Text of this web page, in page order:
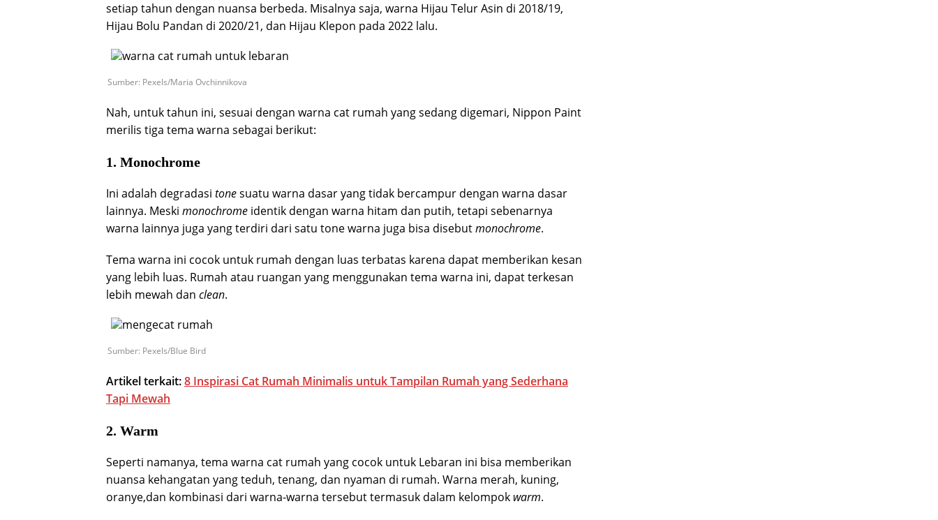
setiap tahun dengan nuansa berbeda. Misalnya saja, warna Hijau Telur Asin di 2018/19,
Hijau Bolu Pandan di 2020/21, dan Hijau Klepon pada 2022 lalu.
Sumber: Pexels/Maria Ovchinnikova
Nah, untuk tahun ini, sesuai dengan warna cat rumah yang sedang digemari, Nippon Paint
merilis tiga tema warna sebagai berikut:
1. Monochrome
Ini adalah degradasi tonesuatu warna dasar yang tidak bercampur dengan warna dasar
lainnya. Meski monochrome identik dengan warna hitam dan putih, tetapi sebenarnya
warna lainnya juga yang terdiri dari satu tone warna juga bisa disebutmonochrome.
Tema warna ini cocok untuk rumah dengan luas terbatas karena dapat memberikan kesan
yang lebih luas. Rumah atau ruangan yang menggunakan tema warna ini, dapat terkesan
lebih mewah dan clean.
Sumber: Pexels/Blue Bird
Artikel terkait:8 Inspirasi Cat Rumah Minimalis untuk Tampilan Rumah yang Sederhana
Tapi Mewah
2. Warm
Seperti namanya, tema warna cat rumah yang cocok untuk Lebaran ini bisa memberikan
nuansa kehangatan yang teduh, tenang, dan nyaman di rumah. Warna merah, kuning,
oranye,dan kombinasi dari warna-warna tersebut termasuk dalam kelompok warm.